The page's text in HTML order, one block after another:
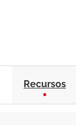
Recursos